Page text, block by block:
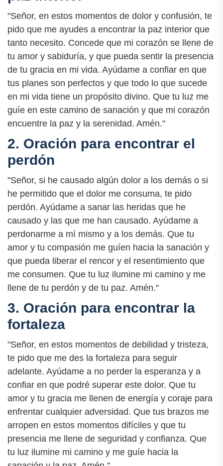
"Señor, en estos momentos de dolor y confusión, te
pido que me ayudes a encontrar la paz interior que
tanto necesito. Concede que mi corazón se llene de
tu amor y sabiduría, y que pueda sentir la presencia
de tu gracia en mi vida. Ayúdame a confiar en que
tus planes son perfectos y que todo lo que sucede
en mi vida tiene un propósito divino. Que tu luz me
guíe en este camino de sanación y que mi corazón
encuentre la paz y la serenidad. Amén."
2. Oración para encontrar el
perdón
"Señor, si he causado algún dolor a los demás o si
he permitido que el dolor me consuma, te pido
perdón. Ayúdame a sanar las heridas que he
causado y las que me han causado. Ayúdame a
perdonarme a mí mismo y a los demás. Que tu
amor y tu compasión me guíen hacia la sanación y
que pueda liberar el rencor y el resentimiento que
me consumen. Que tu luz ilumine mi camino y me
llene de tu perdón y de tu paz. Amén."
3. Oración para encontrar la
fortaleza
"Señor, en estos momentos de debilidad y tristeza,
te pido que me des la fortaleza para seguir
adelante. Ayúdame a no perder la esperanza y a
confiar en que podré superar este dolor. Que tu
amor y tu gracia me llenen de energía y coraje para
enfrentar cualquier adversidad. Que tus brazos me
arropen en estos momentos difíciles y que tu
presencia me llene de seguridad y confianza. Que
tu luz ilumine mi camino y me guíe hacia la